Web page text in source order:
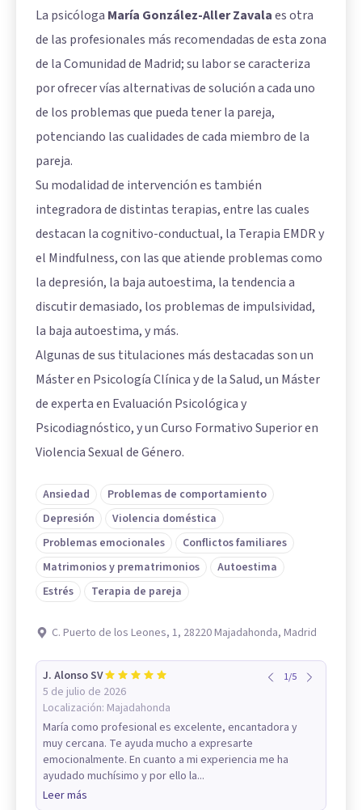
La psicóloga María González-Aller Zavalaes otra
de las profesionales más recomendadas de esta zona
de la Comunidad de Madrid; su labor se caracteriza
por ofrecer vías alternativas de solución a cada uno
de los problemas que pueda tener la pareja,
potenciando las cualidades de cada miembro de la
pareja.
Su modalidad de intervención es también
integradora de distintas terapias, entre las cuales
destacan la cognitivo-conductual, la Terapia EMDR y
el Mindfulness, con las que atiende problemas como
la depresión, la baja autoestima, la tendencia a
discutir demasiado, los problemas de impulsividad,
la baja autoestima, y más.
Algunas de sus titulaciones más destacadas son un
Máster en Psicología Clínica y de la Salud, un Máster
de experta en Evaluación Psicológica y
Psicodiagnóstico, y un Curso Formativo Superior en
Violencia Sexual de Género.
Ansiedad
Problemas de comportamiento
Depresión
Violencia doméstica
Problemas emocionales
Conflictos familiares
Matrimonios y prematrimonios
Autoestima
Estrés
Terapia de pareja
C. Puerto de los Leones, 1, 28220 Majadahonda, Madrid
J. Alonso SV
5 de julio de 2026
Localización: Majadahonda
1/5
María como profesional es excelente, encantadora y
muy cercana. Te ayuda mucho a expresarte
emocionalmente. En cuanto a mi experiencia me ha
ayudado muchísimo y por ello la...
Leer más